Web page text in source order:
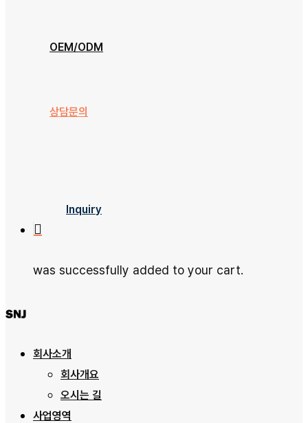
OEM/ODM
상담문의
Inquiry
was successfully added to your cart.
회사소개
회사개요
오시는 길
사업영역